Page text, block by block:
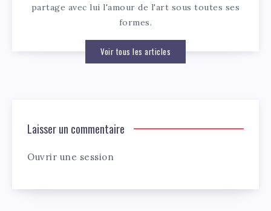
partage avec lui l'amour de l'art sous toutes ses
formes.
Voir tous les articles
Laisser un commentaire
Ouvrir une session